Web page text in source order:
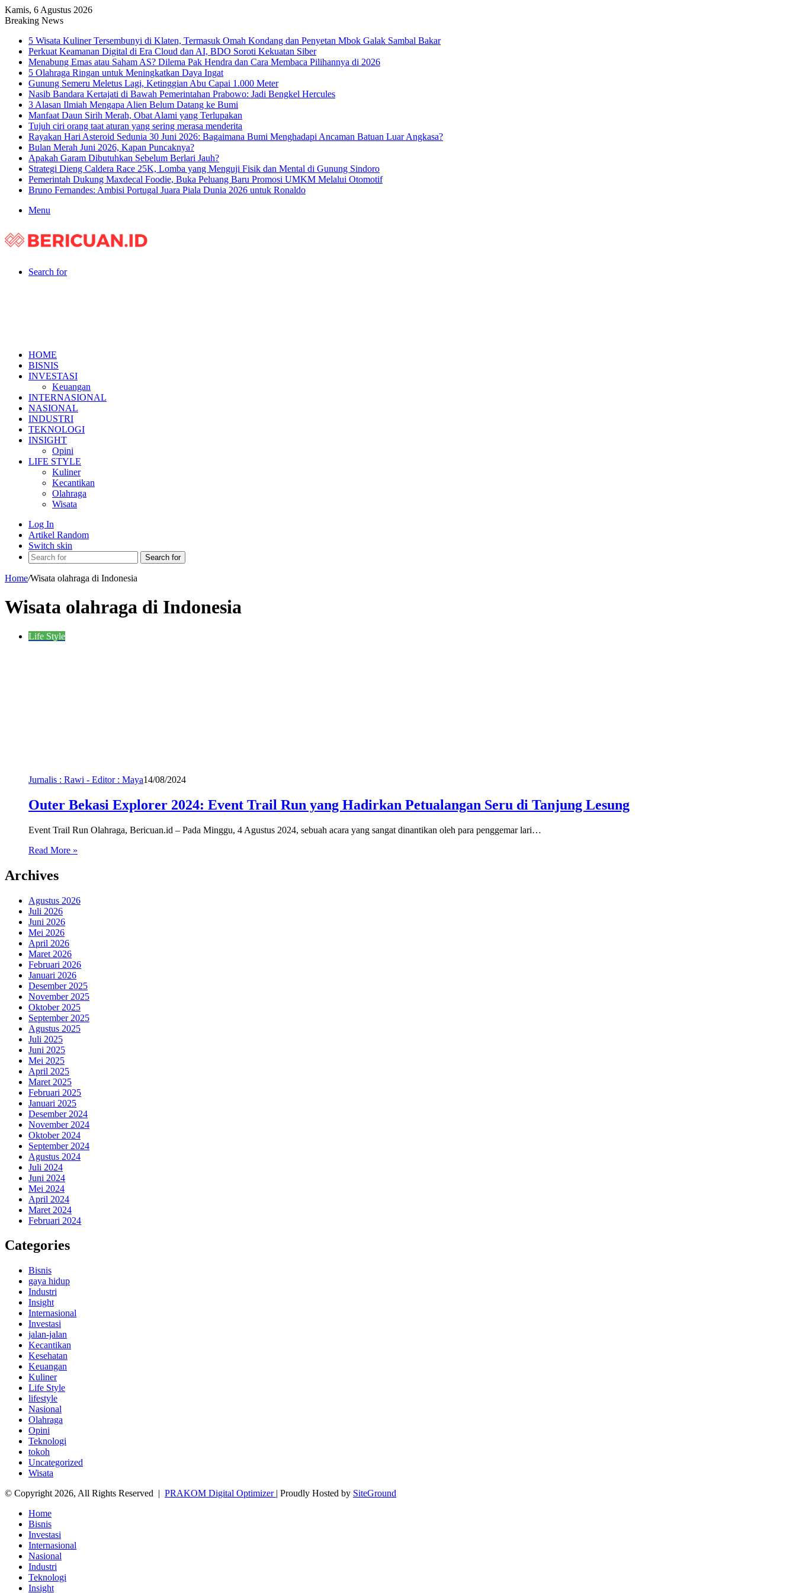
Kamis, 6 Agustus 2026
Breaking News
5 Wisata Kuliner Tersembunyi di Klaten, Termasuk Omah Kondang dan Penyetan Mbok Galak Sambal Bakar
Perkuat Keamanan Digital di Era Cloud dan AI, BDO Soroti Kekuatan Siber
Menabung Emas atau Saham AS? Dilema Pak Hendra dan Cara Membaca Pilihannya di 2026
5 Olahraga Ringan untuk Meningkatkan Daya Ingat
Gunung Semeru Meletus Lagi, Ketinggian Abu Capai 1.000 Meter
Nasib Bandara Kertajati di Bawah Pemerintahan Prabowo: Jadi Bengkel Hercules
3 Alasan Ilmiah Mengapa Alien Belum Datang ke Bumi
Manfaat Daun Sirih Merah, Obat Alami yang Terlupakan
Tujuh ciri orang taat aturan yang sering merasa menderita
Rayakan Hari Asteroid Sedunia 30 Juni 2026: Bagaimana Bumi Menghadapi Ancaman Batuan Luar Angkasa?
Bulan Merah Juni 2026, Kapan Puncaknya?
Apakah Garam Dibutuhkan Sebelum Berlari Jauh?
Strategi Dieng Caldera Race 25K, Lomba yang Menguji Fisik dan Mental di Gunung Sindoro
Pemerintah Dukung Maxdecal Foodie, Buka Peluang Baru Promosi UMKM Melalui Otomotif
Bruno Fernandes: Ambisi Portugal Juara Piala Dunia 2026 untuk Ronaldo
Menu
Search for
HOME
BISNIS
INVESTASI
Keuangan
INTERNASIONAL
NASIONAL
INDUSTRI
TEKNOLOGI
INSIGHT
Opini
LIFE STYLE
Kuliner
Kecantikan
Olahraga
Wisata
Log In
Artikel Random
Switch skin
Search for
Home/Wisata olahraga di Indonesia
Wisata olahraga di Indonesia
Life Style
Jurnalis : Rawi - Editor : Maya14/08/2024
Outer Bekasi Explorer 2024: Event Trail Run yang Hadirkan Petualangan Seru di Tanjung Lesung
Event Trail Run Olahraga, Bericuan.id – Pada Minggu, 4 Agustus 2024, sebuah acara yang sangat dinantikan oleh para penggemar lari…
Read More »
Archives
Agustus 2026
Juli 2026
Juni 2026
Mei 2026
April 2026
Maret 2026
Februari 2026
Januari 2026
Desember 2025
November 2025
Oktober 2025
September 2025
Agustus 2025
Juli 2025
Juni 2025
Mei 2025
April 2025
Maret 2025
Februari 2025
Januari 2025
Desember 2024
November 2024
Oktober 2024
September 2024
Agustus 2024
Juli 2024
Juni 2024
Mei 2024
April 2024
Maret 2024
Februari 2024
Categories
Bisnis
gaya hidup
Industri
Insight
Internasional
Investasi
jalan-jalan
Kecantikan
Kesehatan
Keuangan
Kuliner
Life Style
lifestyle
Nasional
Olahraga
Opini
Teknologi
tokoh
Uncategorized
Wisata
© Copyright 2026, All Rights Reserved | PRAKOM Digital Optimizer | Proudly Hosted by SiteGround
Home
Bisnis
Investasi
Internasional
Nasional
Industri
Teknologi
Insight